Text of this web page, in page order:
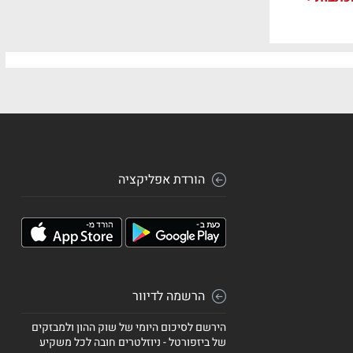
הורדת אפליקציה
הרשמה לדיוור
הירשם לסיכום היומי של שוק ההון ולמבזקים
של ביזפורטל - ניוזלטרים חובה לכל משקיע